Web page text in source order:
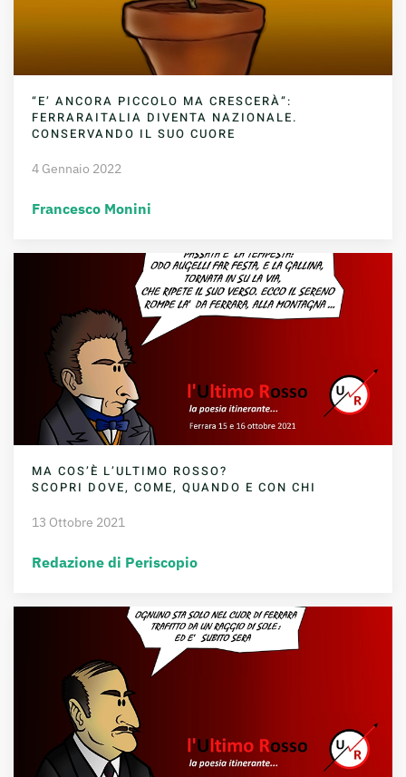
“E’ ANCORA PICCOLO MA CRESCERÀ”:
FERRARAITALIA DIVENTA NAZIONALE.
CONSERVANDO IL SUO CUORE
4 Gennaio 2022
Francesco Monini
MA COS’È L’ULTIMO ROSSO?
SCOPRI DOVE, COME, QUANDO E CON CHI
13 Ottobre 2021
Redazione di Periscopio